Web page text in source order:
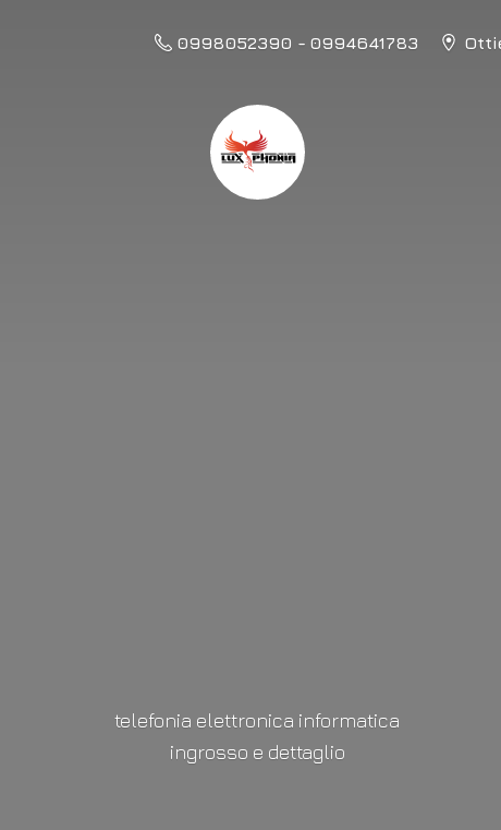
0998052390 - 0994641783
telefonia elettronica informatica
ingrosso e dettaglio